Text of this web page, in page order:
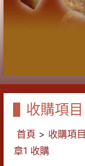
收購項目
首頁 > 收購項目
章1 收購